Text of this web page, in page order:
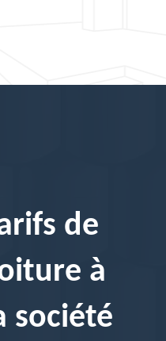
de
à
société